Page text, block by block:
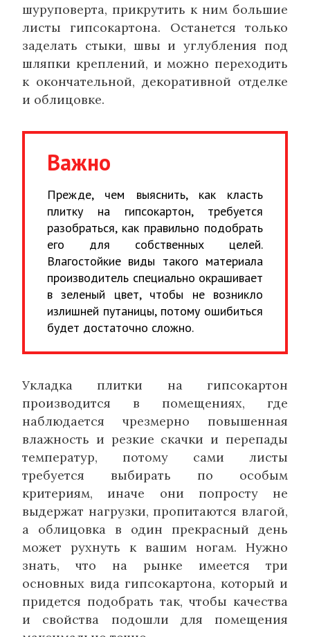
шуруповерта, прикрутить к ним большие
листы гипсокартона. Останется только
заделать стыки, швы и углубления под
шляпки креплений, и можно переходить
к окончательной, декоративной отделке
и облицовке.
Важно
Прежде, чем выяснить, как класть
плитку на гипсокартон, требуется
разобраться, как правильно подобрать
его для собственных целей.
Влагостойкие виды такого материала
производитель специально окрашивает
в зеленый цвет, чтобы не возникло
излишней путаницы, потому ошибиться
будет достаточно сложно.
Укладка плитки на гипсокартон
производится в помещениях, где
наблюдается чрезмерно повышенная
влажность и резкие скачки и перепады
температур, потому сами листы
требуется выбирать по особым
критериям, иначе они попросту не
выдержат нагрузки, пропитаются влагой,
а облицовка в один прекрасный день
может рухнуть к вашим ногам. Нужно
знать, что на рынке имеется три
основных вида гипсокартона, который и
придется подобрать так, чтобы качества
и свойства подошли для помещения